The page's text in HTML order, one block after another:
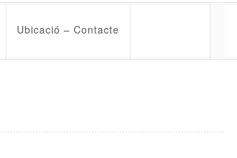
Ubicació – Contacte